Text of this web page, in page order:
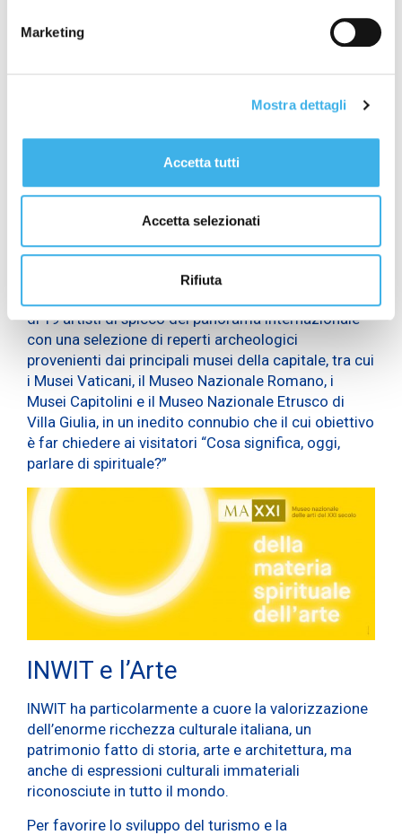
Marketing
Mostra dettagli
Accetta tutti
Accetta selezionati
Rifiuta
laboratorio di sperimentazione e innovazione culturale,
nostro tempo.
La mostra“Della materia spirituale dell’arte”è un
percorso nell’immateriale da seguire attraverso lo
sguardo dell’arte contemporanea e, allo stesso
di 19 artisti di spicco del panorama internazionale
con una selezione di reperti archeologici
provenienti dai principali musei della capitale, tra cui
i Musei Vaticani, il Museo Nazionale Romano, i
Musei Capitolini e il Museo Nazionale Etrusco di
Villa Giulia, in un inedito connubio che il cui obiettivo
è far chiedere ai visitatori “Cosa significa, oggi,
parlare di spirituale?”
INWIT e l’Arte
INWIT ha particolarmente a cuore la valorizzazione
dell’enorme ricchezza culturale italiana, un
patrimonio fatto di storia, arte e architettura, ma
anche di espressioni culturali immateriali
riconosciute in tutto il mondo.
Per favorire lo sviluppo del turismo e la